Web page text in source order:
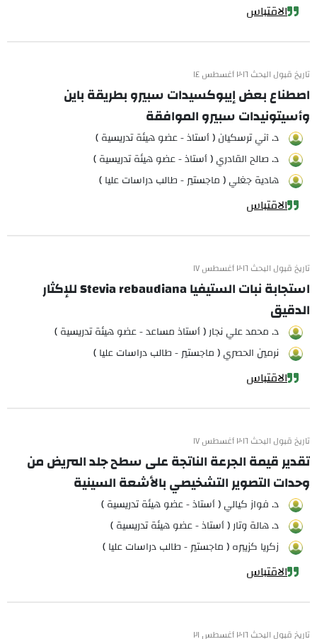
الاقتباس
تاريخ قبول البحث ٢٠١٦ أغسطس ١٤
اصطناع بعض إيبوكسيدات سبيرو بطريقة باين
وأسيتونيدات سبيرو الموافقة
د. آني ترسكيان ( أستاذ - عضو هيئة تدريسية )
د. صالح القادري ( أستاذ - عضو هيئة تدريسية )
هادية جغلي ( ماجستير - طالب دراسات عليا )
الاقتباس
تاريخ قبول البحث ٢٠١٦ أغسطس ١٧
استجابة نبات الستيفيا Stevia rebaudiana للإكثار
الدقيق
د. محمد علي نجار ( أستاذ مساعد - عضو هيئة تدريسية )
نرمين الحصري ( ماجستير - طالب دراسات عليا )
الاقتباس
تاريخ قبول البحث ٢٠١٦ أغسطس ١٧
تقدير قيمة الجرعة الناتجة على سطح جلد المريض من
وحدات التصوير التشخيصي بالأشعة السينية
د. فواز كيالي ( أستاذ - عضو هيئة تدريسية )
د. هالة وتار ( أستاذ - عضو هيئة تدريسية )
زكريا كزيبره ( ماجستير - طالب دراسات عليا )
الاقتباس
تاريخ قبول البحث ٢٠١٦ أغسطس ٢١